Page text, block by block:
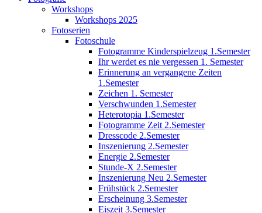
Workshops
Workshops 2025
Fotoserien
Fotoschule
Fotogramme Kinderspielzeug 1.Semester
Ihr werdet es nie vergessen 1. Semester
Erinnerung an vergangene Zeiten
1.Semester
Zeichen 1. Semester
Verschwunden 1.Semester
Heterotopia 1.Semester
Fotogramme Zeit 2.Semester
Dresscode 2.Semester
Inszenierung 2.Semester
Energie 2.Semester
Stunde-X 2.Semester
Inszenierung Neu 2.Semester
Frühstück 2.Semester
Erscheinung 3.Semester
Eiszeit 3.Semester